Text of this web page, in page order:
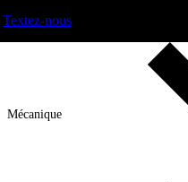
Textez-nous
Mécanique